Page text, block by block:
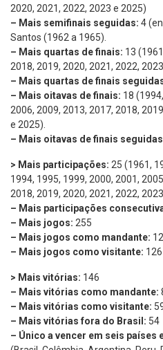
2020, 2021, 2022, 2023 e 2025)
– Mais semifinais seguidas: 4
Santos (1962 a 1965).
– Mais quartas de finais: 13
2018, 2019, 2020, 2021, 2022,
– Mais quartas de finais
– Mais oitavas de finais: 18
2006, 2009, 2013, 2017, 2018,
e 2025).
– Mais oitavas de finais
> Mais participações: 25 (1961,
1994, 1995, 1999, 2000, 2001,
2018, 2019, 2020, 2021, 2022,
– Mais participações
– Mais jogos: 255
– Mais jogos como mandante:
– Mais jogos como visitante: 126
> Mais vitórias: 146
– Mais vitórias como mandante:
– Mais vitórias como visitante:
– Mais vitórias fora do Brasil: 54
– Único a vencer em seis países